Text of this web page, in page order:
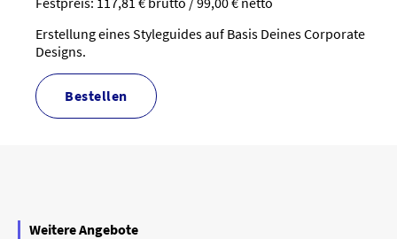
Erstellung eines Styleguides auf Basis Deines Corporate
Designs.
bestellen
Weitere Angebote